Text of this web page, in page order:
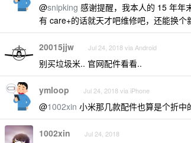
@snipking 感谢提醒，我本人的 15 年年
有 care+的话就天才吧维修吧，还能换
20015jjw Jul 24, 2018 via Android
别买垃圾米.. 官网配件看看..
ymloop Jul 24, 2018 via iPhone
@1002xin 小米那几款配件也算是个折
1002xin Jul 24, 2018